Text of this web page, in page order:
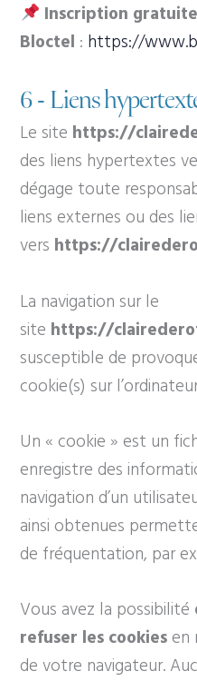
Inscription
Bloctel : https://
6 - Liens
Le site https://
des liens hypertextes
dégage toute
liens externes ou des
vers https://
La navigation sur le
site https://
susceptible de
cookie(s) sur
Un « cookie » est un
enregistre des
navigation d’un
ainsi obtenues
de fréquentation, par
Vous avez la possibilité
refuser les cookies en
de votre navigateur.